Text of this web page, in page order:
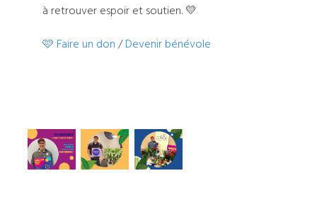
à retrouver espoir et soutien. 💛
🩷 Faire un don /Devenir bénévole